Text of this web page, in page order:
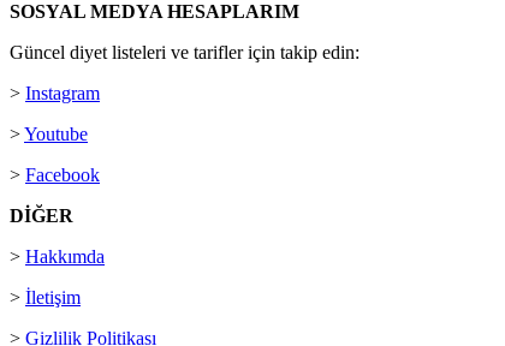
SOSYAL MEDYA HESAPLARIM
Güncel diyet listeleri ve tarifler için takip edin:
> Instagram
>Youtube
> Facebook
DİĞER
> Hakkımda
> İletişim
> Gizlilik Politikası